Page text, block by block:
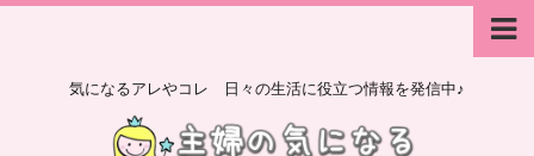
気になるアレやコレ 日々の生活に役立つ情報を発信中♪